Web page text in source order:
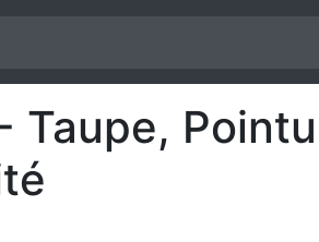
Taupe,